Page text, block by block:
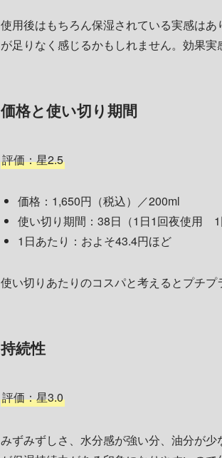
使用後はもちろん保湿されている実感は
が足りなく感じるかもしれません。効果
価格と使い切り期間
評価：星2.5
価格：1,650円（税込）／200ml
使い切り期間：38日（1日1回夜使用 1
1日あたり：およそ43.4円ほど
使い切りあたりのコスパと考えるとプチ
持続性
評価：星3.0
みずみずしさ、水分感が強い分、油分が